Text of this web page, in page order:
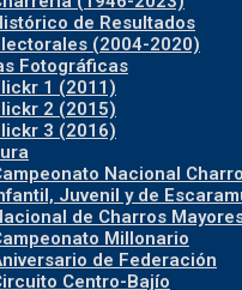
de Resultados
(2004-2020)
Fotográficas
1 (2011)
2 (2015)
3 (2016)
Nacional Charro
Juvenil y de
de Charros
Millonario
de Federación
Centro-Bajío